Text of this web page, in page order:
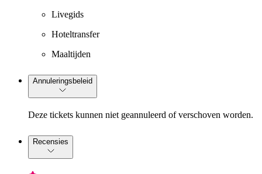
Livegids
Hoteltransfer
Maaltijden
Annuleringsbeleid
Deze tickets kunnen niet geannuleerd of verschoven worden.
Recensies